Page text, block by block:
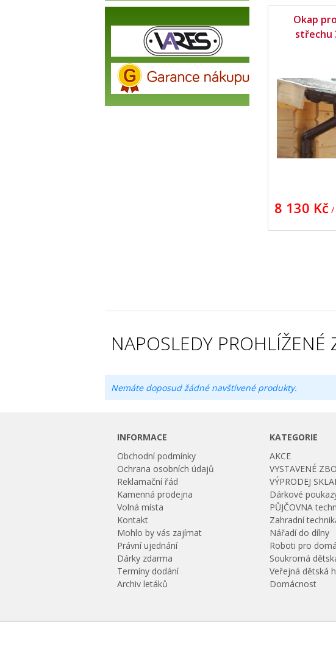
Okap
střechu
8 130 Kč /
NAPOSLEDY PROHLÍŽENÉ
Nemáte doposud žádné navštívené produkty.
INFORMACE
Obchodní podmínky
Ochrana osobních údajů
Reklamační řád
Kamenná prodejna
Volná místa
Kontakt
Mohlo by vás zajímat
Právní ujednání
Dárky zdarma
Termíny dodání
Archiv letáků
KATEGORIE
AKCE
VYSTAVENÉ
VÝPRODEJ
Dárkové
PŮJČOVNA
Zahradní
Nářadí do dílny
Roboti pro
Soukromá
Veřejná dětská
Domácnost